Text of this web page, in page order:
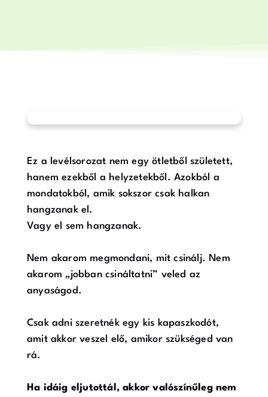
Ez a levélsorozat nem egy ötletből született,
hanem ezekből a helyzetekből. Azokból a
mondatokból, amik sokszor csak halkan
hangzanak el.
Vagy el sem hangzanak.
Nem akarom megmondani, mit csinálj. Nem
akarom „jobban csináltatni” veled az
anyaságod.
Csak adni szeretnék egy kis kapaszkodót,
amit akkor veszel elő, amikor szükséged van
rá.
Ha idáig eljutottál, akkor valószínűleg nem